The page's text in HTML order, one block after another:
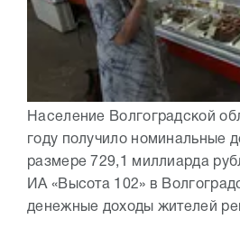
Население Волгоградской
году получило номинальные
размере 729,1 миллиарда
ИА «Высота 102» в
денежные доходы жителей